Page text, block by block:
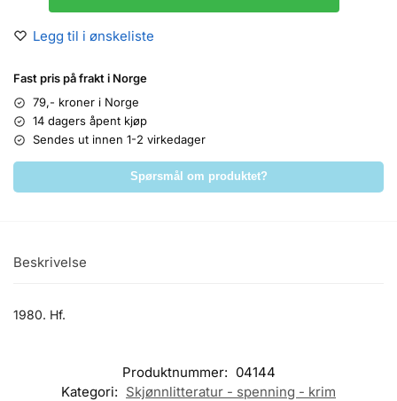
Legg til i ønskeliste
Fast pris på frakt i Norge
79,- kroner i Norge
14 dagers åpent kjøp
Sendes ut innen 1-2 virkedager
Spørsmål om produktet?
Beskrivelse
1980. Hf.
Produktnummer: 04144
Kategori: Skjønnlitteratur - spenning - krim